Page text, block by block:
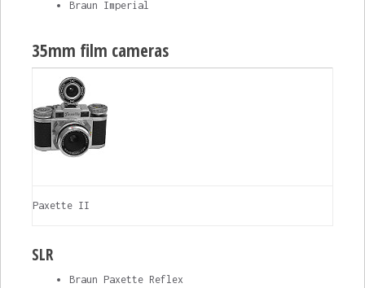
Braun Imperial
35mm film cameras
Paxette II
SLR
Braun Paxette Reflex